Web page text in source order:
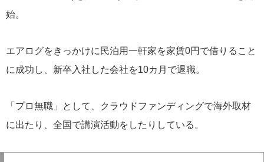
始。
エアログをきっかけに民泊用一軒家を家賃0円で借りること
に成功し、新卒入社した会社を10カ月で退職。
「プロ無職」として、クラウドファンディングで海外取材
に出たり、全国で講演活動をしたりしている。